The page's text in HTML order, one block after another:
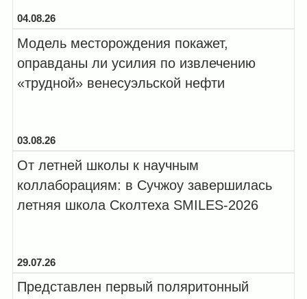
04.08.26
Модель месторождения покажет,
оправданы ли усилия по извлечению
«трудной» венесуэльской нефти
03.08.26
От летней школы к научным
коллаборациям: в Сучжоу завершилась
летняя школа Сколтеха SMILES-2026
29.07.26
Представлен первый поляритонный